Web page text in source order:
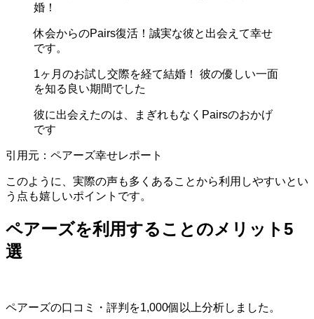
婚！
休会からのPairs復活！誠実な彼と出会えて幸せ
です。
1ヶ月のお試し交際を経て結婚！ 彼の優しい一面
を知る良い期間でした
彼に出会えたのは、まぎれもなくPairsのおかげ
です
引用元：ペアーズ幸せレポート
このように、実際の声も多くあることから利用しやすいとい
う点も嬉しいポイントです。
ペアーズを利用することのメリット5
選
ペアーズの口コミ・評判を1,000個以上分析しました。